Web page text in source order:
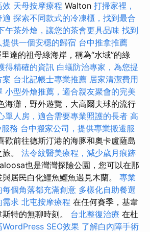
效 天母按摩療程 Walton 打掃家裡，
適 探索不同款式的冷凍櫃，找到最合
午茶外燴，讓您的茶會更具品味 找到
供一個安穩的歸宿 台中推拿推薦
達的祖母綠海岸，稱為“水域”的綠
得精確的資訊 白蟻防治專家，為您提
案 台北記帳士專業推薦 居家清潔費用
小型外燴推薦，適合親友聚會的完美
海灘，野外遊覽，大高爾夫球的流行
單人房，適合需要專業照護的長者 高
務 台中搬家公司，提供專業搬遷服
歡前往德斯汀港的海豚和奧卡盧薩島
。 法令紋醫美療程，減少歲月痕跡
也是灣灣探險公園，您可以在那
居民白化鱷魚鱷魚遇見木蘭。 專業
個角落都充滿創意 多樣化自助餐選
需求 北屯按摩療程 在任何賽季，基韋
特的無聊時刻。 台北整復治療 在杜
WordPress SEO效果 了解白內障手術